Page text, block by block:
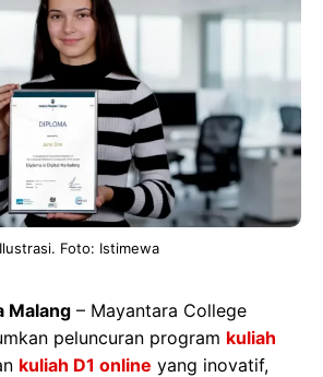
Ilustrasi. Foto: Istimewa
Malang – Mayantara College
peluncuran program kuliah
kuliah D1 online yang inovatif,